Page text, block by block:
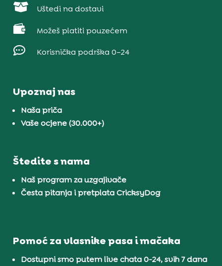
 Uštedi na dostavi
 Možeš platiti pouzećem
 Korisnička podrška 0–24
Upoznaj nas
Naša priča
Vaše ocjene (30.000+)
Štedite s nama
Naš program za uzgajivače
Česta pitanja i pretplata CricksyDog
Pomoć za vlasnike pasa i mačaka
Dostupni smo putem live chata 0-24, svih 7 dana